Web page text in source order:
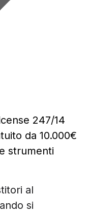
247/14
da 10.000€
strumenti
al
si